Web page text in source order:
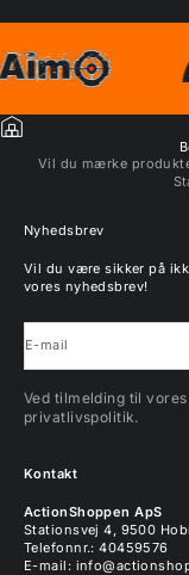
Vil du mærke
Nyhedsbrev
Vil du være sikker på
vores nyhedsbrev!
E-mail
Ved tilmelding til
privatlivspolitik.
Kontakt
ActionShoppen ApS
Stationsvej 4, 9500
Telefonnr.: 40459576
E-mail: